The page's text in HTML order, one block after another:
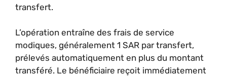
transfert.
L’opération entraîne des frais de service
modiques, généralement 1 SAR par transfert,
prélevés automatiquement en plus du montant
transféré. Le bénéficiaire reçoit immédiatement